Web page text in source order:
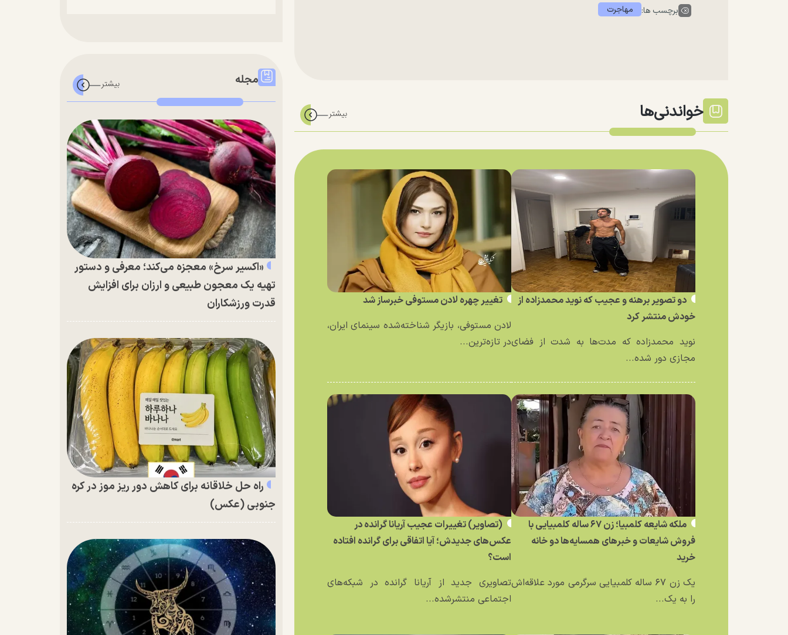
برچسب ها: مهاجرت
خواندنی‌ها
دو تصویر برهنه و عجیب که نوید محمدزاده از
خودش منتشر کرد
نوید محمدزاده که مدت‌ها به شدت از فضای
مجازی دور شده...
تغییر چهره لادن مستوفی خبرساز شد
لادن مستوفی، بازیگر شناخته‌شده سینمای ایران،
در تازه‌ترین...
ملکه شایعه کلمبیا؛ زن ۶۷ ساله کلمبیایی با
فروش شایعات و خبر‌های همسایه‌ها دو خانه
خرید
یک زن ۶۷ ساله کلمبیایی سرگرمی مورد علاقه‌اش
را به یک...
(تصاویر) تغییرات عجیب آریانا گرانده در
عکس‌های جدیدش؛ آیا اتفاقی برای گرانده افتاده
است؟
تصاویری جدید از آریانا گرانده در شبکه‌های
اجتماعی منتشرشده...
مجله
«اکسیر سرخ» معجزه می‌کند؛ معرفی و دستور
تهیه یک معجون طبیعی و ارزان برای افزایش
قدرت ورزشکاران
راه حل خلاقانه برای کاهش دور ریز موز در کره
جنوبی (عکس)